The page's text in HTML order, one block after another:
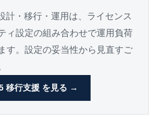
計・移行・運用は、ライセンス
ィ設定の組み合わせで運用負荷
す。設定の妥当性から見直すご
移行支援 を見る →